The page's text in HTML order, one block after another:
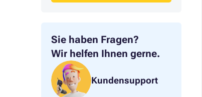
Sie haben Fragen?
Wir helfen Ihnen gerne.
Kundensupport